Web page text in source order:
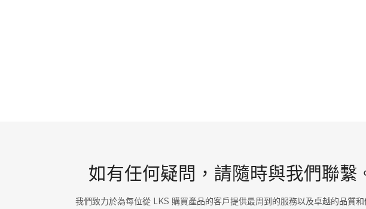
如有任何疑問，請隨時與我們聯繫
我們致力於為每位從 LKS 購買產品的客戶提供最周到的服務以及卓越的品質和